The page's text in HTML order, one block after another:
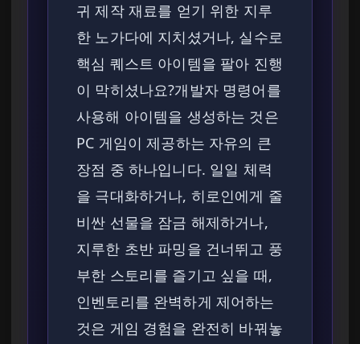
귀 제작 재료를 얻기 위한 지루
한 노가다에 지치셨거나, 실수로
핵심 퀘스트 아이템을 팔아 진행
이 막히셨나요?개발자 명령어를
사용해 아이템을 생성하는 것은
PC 게임이 제공하는 자유의 큰
장점 중 하나입니다. 일일 체력
을 극대화하거나, 히로인에게 줄
비싼 선물을 잠금 해제하거나,
지루한 초반 파밍을 건너뛰고 풍
부한 스토리를 즐기고 싶을 때,
인벤토리를 완벽하게 제어하는
것은 게임 경험을 완전히 바꿔놓